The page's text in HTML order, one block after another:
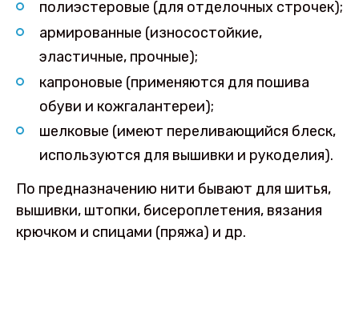
полиэстеровые (для отделочных строчек);
армированные (износостойкие,
эластичные, прочные);
капроновые (применяются для пошива
обуви и кожгалантереи);
шелковые (имеют переливающийся блеск,
используются для вышивки и рукоделия).
По предназначению нити бывают для шитья,
вышивки, штопки, бисероплетения, вязания
крючком и спицами (пряжа) и др.